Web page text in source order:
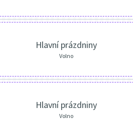
Hlavní prázdniny
Volno
Hlavní prázdniny
Volno